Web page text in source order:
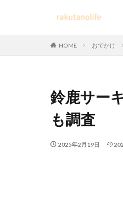
HOME おでかけ
鈴鹿サー
も調査
2025年2月19日